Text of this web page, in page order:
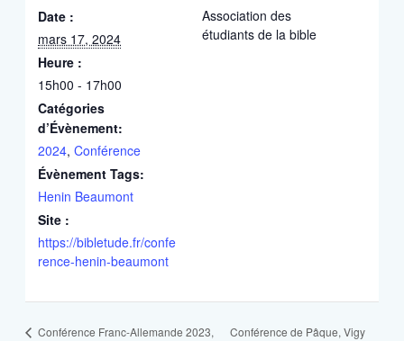
Date :
mars 17, 2024
Heure :
15h00 - 17h00
Catégories
d’Évènement:
2024,Conférence
Évènement Tags:
Henin Beaumont
Site :
https://bibletude.fr/confe
rence-henin-beaumont
Association des
étudiants de la bible
Conférence Franc-Allemande 2023,
Conférence de Pâque, Vigy